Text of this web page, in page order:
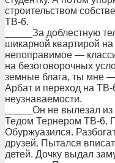
строительством
ТВ-6.
_____За доблестную
шикарной квартирой
непоправимое —
на безоговорочных
земные блага, ты мне
Арбат и переход на
неузнаваемости.
_____Он не вылезал
Тедом Тернером ТВ-6.
Обуржуазился.
друзей. Пытался
детей. Дочку выдал